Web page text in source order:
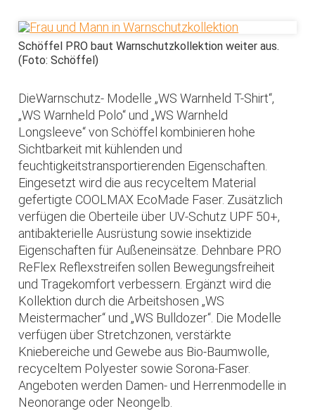
Schöffel PRO baut Warnschutzkollektion weiter aus.
(Foto: Schöffel)
DieWarnschutz- Modelle „WS Warnheld T-Shirt“,
„WS Warnheld Polo“ und „WS Warnheld
Longsleeve“ von Schöffel kombinieren hohe
Sichtbarkeit mit kühlenden und
feuchtigkeitstransportierenden Eigenschaften.
Eingesetzt wird die aus recyceltem Material
gefertigte COOLMAX EcoMade Faser. Zusätzlich
verfügen die Oberteile über UV-Schutz UPF 50+,
antibakterielle Ausrüstung sowie insektizide
Eigenschaften für Außeneinsätze. Dehnbare PRO
ReFlex Reflexstreifen sollen Bewegungsfreiheit
und Tragekomfort verbessern. Ergänzt wird die
Kollektion durch die Arbeitshosen „WS
Meistermacher“ und „WS Bulldozer“. Die Modelle
verfügen über Stretchzonen, verstärkte
Kniebereiche und Gewebe aus Bio-Baumwolle,
recyceltem Polyester sowie Sorona-Faser.
Angeboten werden Damen- und Herrenmodelle in
Neonorange oder Neongelb.